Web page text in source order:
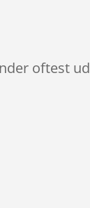
oftest ud